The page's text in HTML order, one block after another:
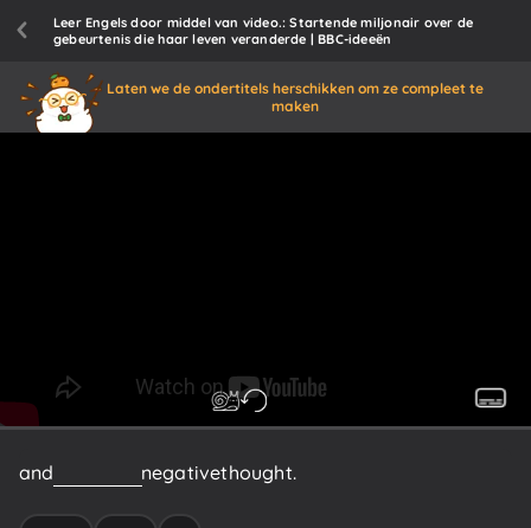
Leer Engels door middel van video.: Startende miljonair over de
gebeurtenis die haar leven veranderde | BBC-ideeën
Laten we de ondertitels herschikken om ze compleet te
maken
and negativethought.